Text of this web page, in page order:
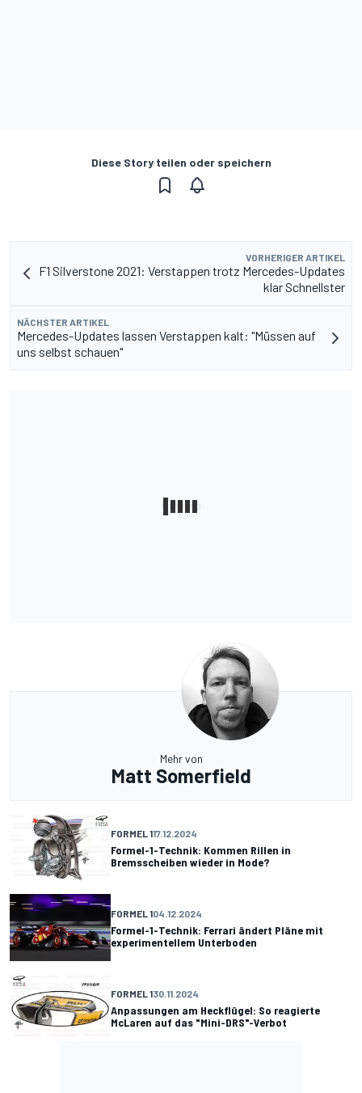
Diese Story teilen oder speichern
VORHERIGER ARTIKEL
F1 Silverstone 2021: Verstappen trotz Mercedes-Updates
klar Schnellster
NÄCHSTER ARTIKEL
Mercedes-Updates lassen Verstappen kalt: "Müssen auf
uns selbst schauen"
Mehr von
Matt Somerfield
FORMEL 117.12.2024
Formel-1-Technik: Kommen Rillen in
Bremsscheiben wieder in Mode?
FORMEL 104.12.2024
Formel-1-Technik: Ferrari ändert Pläne mit
experimentellem Unterboden
FORMEL 130.11.2024
Anpassungen am Heckflügel: So reagierte
McLaren auf das "Mini-DRS"-Verbot